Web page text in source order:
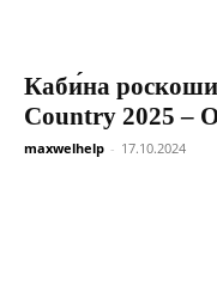
Каби́на
Country 2025 –
maxwelhelp - 17.10.2024